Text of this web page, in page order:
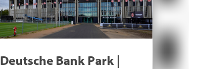
Deutsche Bank Park |